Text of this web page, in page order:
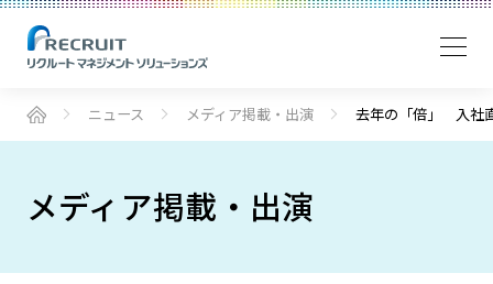
ニュース メディア掲載・出演 去年の「倍」 入社
メディア掲載・出演